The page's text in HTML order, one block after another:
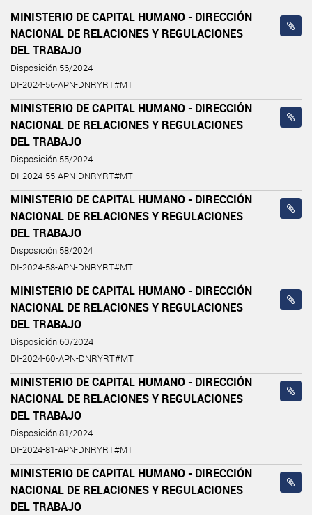
MINISTERIO DE CAPITAL HUMANO - DIRECCIÓN
NACIONAL DE RELACIONES Y REGULACIONES
DEL TRABAJO
Disposición 56/2024
DI-2024-56-APN-DNRYRT#MT
MINISTERIO DE CAPITAL HUMANO - DIRECCIÓN
NACIONAL DE RELACIONES Y REGULACIONES
DEL TRABAJO
Disposición 55/2024
DI-2024-55-APN-DNRYRT#MT
MINISTERIO DE CAPITAL HUMANO - DIRECCIÓN
NACIONAL DE RELACIONES Y REGULACIONES
DEL TRABAJO
Disposición 58/2024
DI-2024-58-APN-DNRYRT#MT
MINISTERIO DE CAPITAL HUMANO - DIRECCIÓN
NACIONAL DE RELACIONES Y REGULACIONES
DEL TRABAJO
Disposición 60/2024
DI-2024-60-APN-DNRYRT#MT
MINISTERIO DE CAPITAL HUMANO - DIRECCIÓN
NACIONAL DE RELACIONES Y REGULACIONES
DEL TRABAJO
Disposición 81/2024
DI-2024-81-APN-DNRYRT#MT
MINISTERIO DE CAPITAL HUMANO - DIRECCIÓN
NACIONAL DE RELACIONES Y REGULACIONES
DEL TRABAJO